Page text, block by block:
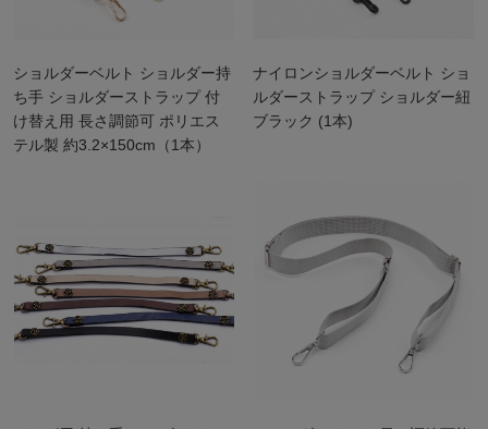
ショルダーベルト ショルダー持
ち手 ショルダーストラップ 付
け替え用 長さ調節可 ポリエス
テル製 約3.2×150cm（1本）
ナイロンショルダーベルト ショ
ルダーストラップ ショルダー紐
ブラック (1本)